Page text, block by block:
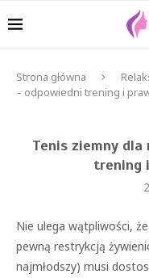
Strona główna
– odpowiedni trening i
Tenis ziemny dla
trening
Nie ulega wątpliwości,
pewną restrykcją
najmłodszy) musi